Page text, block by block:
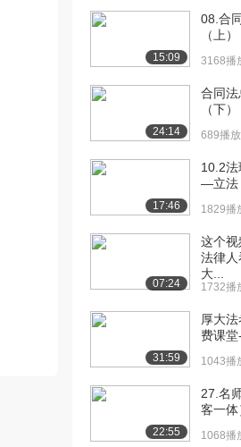
私权
2.4万播放
[11] 暨南大学公开课：一
2.4万播放
[12] 暨南大学公开课：物
3.4万播放
[13] 暨南大学公开课： 所
2.6万播放
[14] 暨南大学公开课：善
2.4万播放
[15] 暨南大学公开课：共
有
3.2万播放
[16] 暨南大学公开课：建
筑物区分所有权
15:09
08.合
（上）
3168播
24:14
合同法
（下）
689播放
17:46
10.2
—立法
1829播
07:24
这个
法律人
大...
1732播
31:59
厚大
费课堂
1043播
22:55
27.名
客一体
1068播